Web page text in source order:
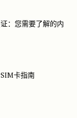
：您需要了解的内
卡指南